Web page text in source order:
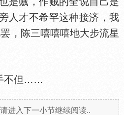
人才不希罕这种接济，我
，陈三嘻嘻嘻地大步流星
不但……
进入下一小节继续阅读..